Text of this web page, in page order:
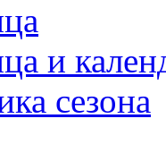
и
сезона